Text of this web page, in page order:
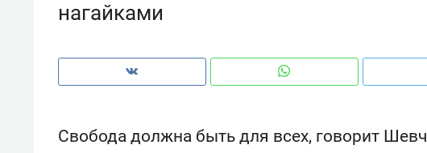
нагайками
Свобода должна быть для всех, говорит